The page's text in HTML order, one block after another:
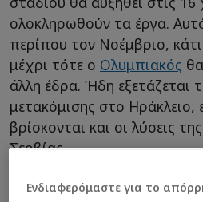
ολοκληρωθούν τα έργα. Αυτό
περίπου τον Νοέμβριο,
μέχρι τότε ο Ολυμπιακός
άλλη έδρα. Ήδη εξετάζεται
μετακόμισης στο Ηράκλειο,
βρίσκονται και οι λύσεις
Σερβίας.
Ενδιαφερόμαστε για το